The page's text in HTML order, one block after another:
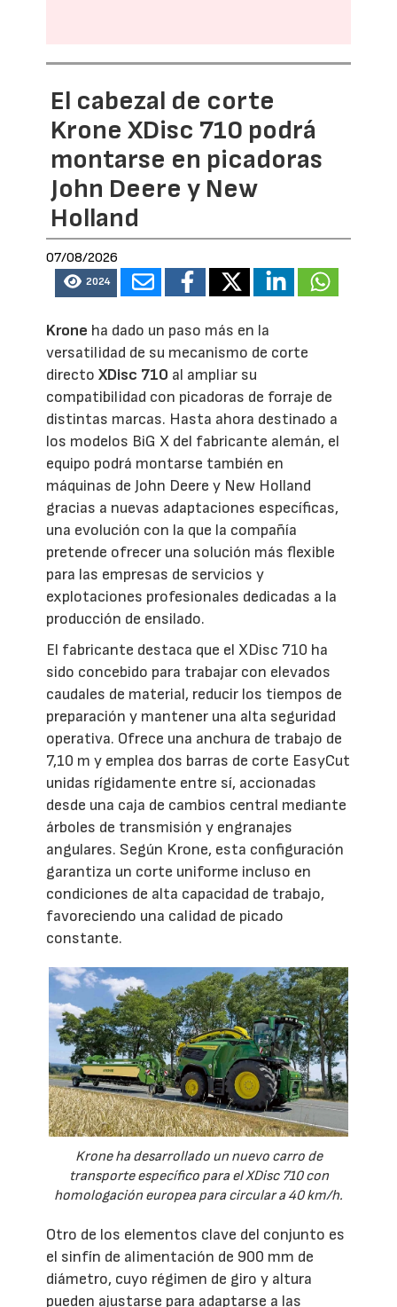
El cabezal de corte
Krone XDisc 710 podrá
montarse en picadoras
John Deere y New
Holland
07/08/2026
2024
Krone ha dado un paso más en la
versatilidad de su mecanismo de corte
directoXDisc 710 al ampliar su
compatibilidad con picadoras de forraje de
distintas marcas. Hasta ahora destinado a
los modelos BiG X del fabricante alemán, el
equipo podrá montarse también en
máquinas de John Deere y New Holland
gracias a nuevas adaptaciones específicas,
una evolución con la que la compañía
pretende ofrecer una solución más flexible
para las empresas de servicios y
explotaciones profesionales dedicadas a la
producción de ensilado.
El fabricante destaca que el XDisc 710 ha
sido concebido para trabajar con elevados
caudales de material, reducir los tiempos de
preparación y mantener una alta seguridad
operativa. Ofrece una anchura de trabajo de
7,10 m y emplea dos barras de corte EasyCut
unidas rígidamente entre sí, accionadas
desde una caja de cambios central mediante
árboles de transmisión y engranajes
angulares. Según Krone, esta configuración
garantiza un corte uniforme incluso en
condiciones de alta capacidad de trabajo,
favoreciendo una calidad de picado
constante.
Krone ha desarrollado un nuevo carro de
transporte específico para el XDisc 710 con
homologación europea para circular a 40 km/h.
Otro de los elementos clave del conjunto es
el sinfín de alimentación de 900 mm de
diámetro, cuyo régimen de giro y altura
pueden ajustarse para adaptarse a las